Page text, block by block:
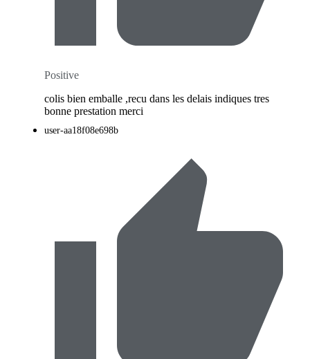
Positive
colis bien emballe ,recu dans les delais indiques tres
bonne prestation merci
user-aa18f08e698b